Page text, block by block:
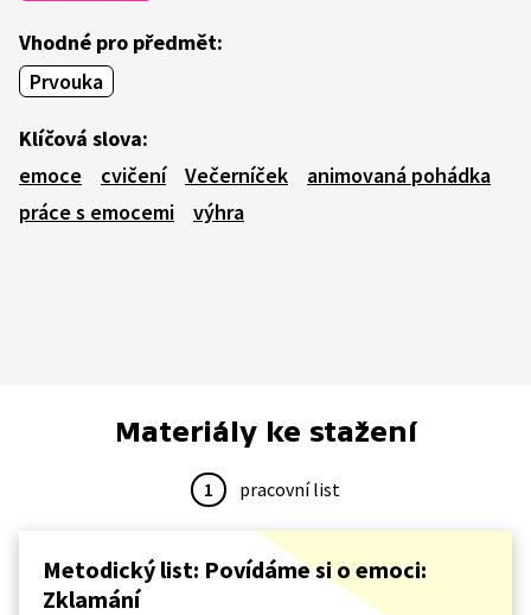
Vhodné pro předmět:
Prvouka
Klíčová slova:
emoce
cvičení Večerníček
animovaná pohádka
práce s emocemi
výhra
Materiály ke stažení
1 pracovní list
Metodický list: Povídáme si o emoci:
Zklamání